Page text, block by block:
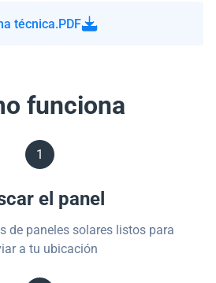
técnica.PDF
funciona
1
el panel
de paneles solares listos para
a tu ubicación